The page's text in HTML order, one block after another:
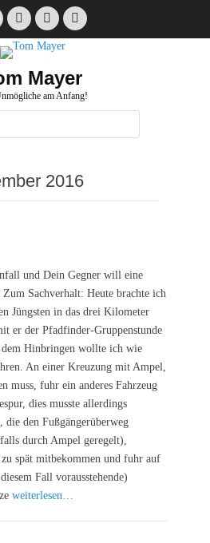
Facebook
E-
Mail
InstagramWebsite
Mayer
am Anfang!
2016
und Dein Gegner will eine
Sachverhalt: Heute brachte ich
Jüngsten in das drei Kilometer
er der Pfadfinder-Gruppenstunde
Hinbringen wollte ich wie
An einer Kreuzung mit Ampel,
muss, fuhr ein anderes Fahrzeug
dies musste allerdings
die den Fußgängerüberweg
durch Ampel geregelt),
spät mitbekommen und fuhr auf
Fall vorausstehende)
weiterlesen…